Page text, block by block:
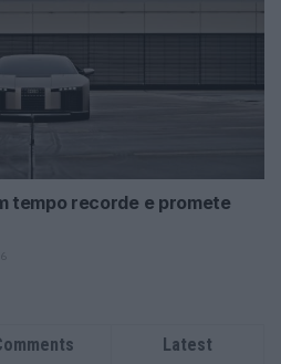
tempo recorde e promete
Latest